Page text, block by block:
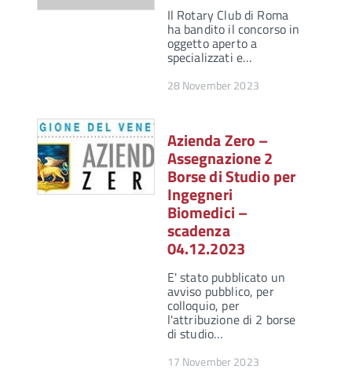
Il Rotary Club di Roma
ha bandito il concorso in
oggetto aperto a
specializzati e…
28 November 2023
Azienda Zero –
Assegnazione 2
Borse di Studio per
Ingegneri
Biomedici –
scadenza
04.12.2023
E' stato pubblicato un
avviso pubblico, per
colloquio, per
l'attribuzione di 2 borse
di studio…
17 November 2023